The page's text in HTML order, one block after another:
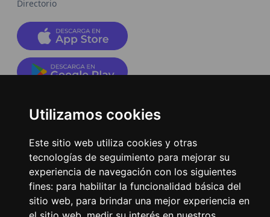
Utilizamos cookies
Este sitio web utiliza cookies y otras
tecnologías de seguimiento para mejorar su
experiencia de navegación con los siguientes
fines: para habilitar la funcionalidad básica del
sitio web, para brindar una mejor experiencia en
Directorio
desarrollo porwww.dast.cl